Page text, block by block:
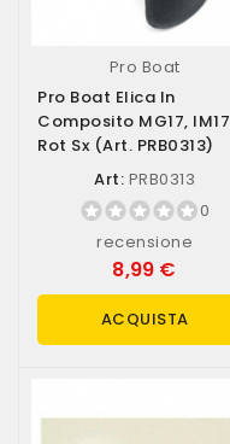
Pro Boat
Pro Boat Elica In
Composito MG17, IM17
Rot Sx (art. PRB0313)
Art: PRB0313
0
recensione
8,99 €
ACQUISTA